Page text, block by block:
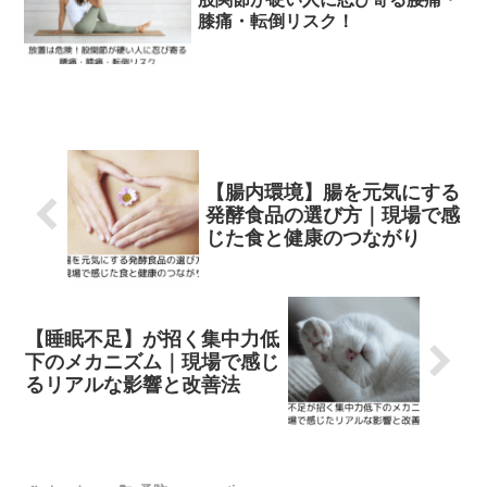
膝痛・転倒リスク！
【腸内環境】腸を元気にする
発酵食品の選び方｜現場で感
じた食と健康のつながり
【睡眠不足】が招く集中力低
下のメカニズム｜現場で感じ
るリアルな影響と改善法